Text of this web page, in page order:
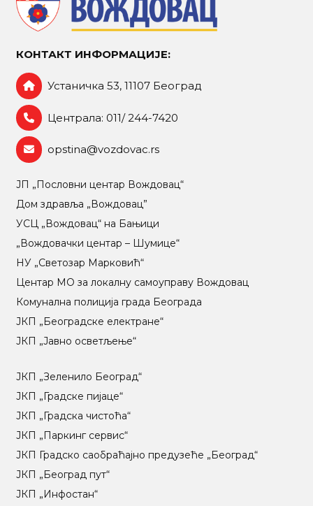
КОНТАКТ ИНФОРМАЦИЈЕ:
Устаничка 53, 11107 Београд
Централа: 011/ 244-7420
opstina@vozdovac.rs
ЈП „Пословни центар Вождовац“
Дом здравља „Вождовац”
УСЦ „Вождовац“ на Бањици
„Вождовачки центар – Шумице“
НУ „Светозар Марковић“
Центар МO за локалну самоуправу Вождовац
Комунална полиција града Београда
ЈКП „Београдске електране“
ЈКП „Јавно осветљење“
ЈКП „Зеленило Београд“
ЈКП „Градске пијаце“
ЈКП „Градска чистоћа“
ЈКП „Паркинг сервис“
ЈКП Градско саобраћајно предузеће „Београд“
ЈКП „Београд пут“
ЈКП „Инфостан“